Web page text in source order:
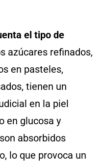
el tipo de
azúcares refinados,
en pasteles,
tienen un
en la piel
en glucosa y
absorbidos
lo que provoca un